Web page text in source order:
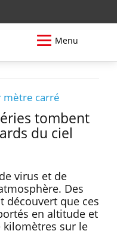
Menu
mètre carré
tombent
du ciel
virus et de
Des
découvert que ces
en altitude et
sur le